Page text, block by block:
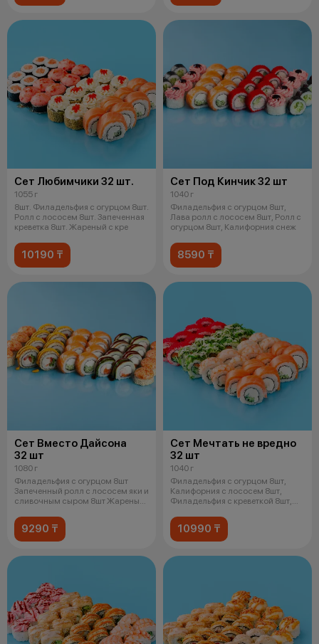
Сет Любимчики 32 шт.
1055 г
8шт. Филадельфия с огурцом 8шт.
Ролл с лососем 8шт. Запеченная
креветка 8шт. Жареный с кре
10190 ₸
Сет Под Кинчик 32 шт
1040 г
Филадельфия с огурцом 8шт,
Лава ролл с лососем 8шт, Ролл с
огурцом 8шт, Калифорния снеж
8590 ₸
Сет Вместо Дайсона
32 шт
1080 г
Филадельфия с огурцом 8шт
Запеченный ролл с лососем яки и
сливочным сыром 8шт Жареный
9290 ₸
Сет Мечтать не вредно
32 шт
1040 г
Филадельфия с огурцом 8шт,
Калифорния с лососем 8шт,
Филадельфия с креветкой 8шт,
10990 ₸